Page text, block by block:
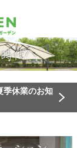
季休業のお知